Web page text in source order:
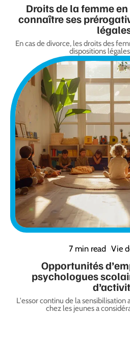
Droits de la femme
connaître ses
En cas de divorce, les droits des
dispositions
7 min read Vie
Opportunités
psychologues
L'essor continu de la
chez les jeunes a